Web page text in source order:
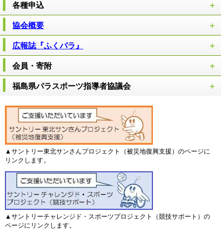
各種申込
協会概要
広報誌『ふくパラ』
会員・寄附
福島県パラスポーツ指導者協議会
▲サントリー東北サンさんプロジェクト（被災地復興支援）のページに
リンクします。
▲サントリーチャレンジド・スポーツプロジェクト（競技サポート）の
ページにリンクします。